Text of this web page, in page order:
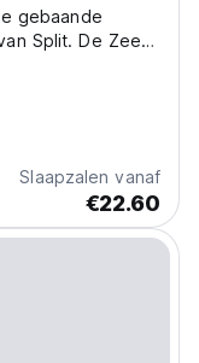
gebaande
Split. De Zee
steenworp
Slaapzalen vanaf
€22.60